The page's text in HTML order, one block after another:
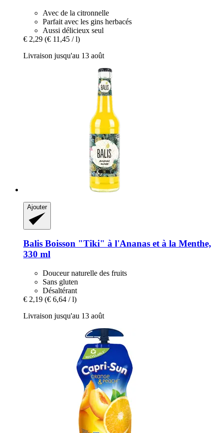
Avec de la citronnelle
Parfait avec les gins herbacés
Aussi délicieux seul
€ 2,29 (€ 11,45 / l)
Livraison jusqu'au 13 août
Ajouter
Balis Boisson "Tiki" à l'Ananas et à la Menthe,
330 ml
Douceur naturelle des fruits
Sans gluten
Désaltérant
€ 2,19 (€ 6,64 / l)
Livraison jusqu'au 13 août